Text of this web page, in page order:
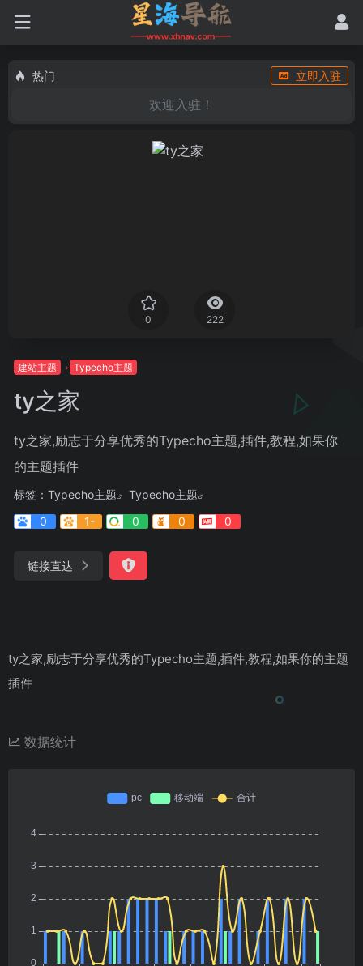
热门 立即入驻
欢迎入驻！
0 222
建站主题 Typecho主题
ty之家
ty之家,励志于分享优秀的Typecho主题,插件,教程,如果你
的主题插件
标签： Typecho主题
Typecho主题
0
1- 0 0 0
链接直达
ty之家,励志于分享优秀的Typecho主题,插件,教程,如果你的主题
插件
数据统计